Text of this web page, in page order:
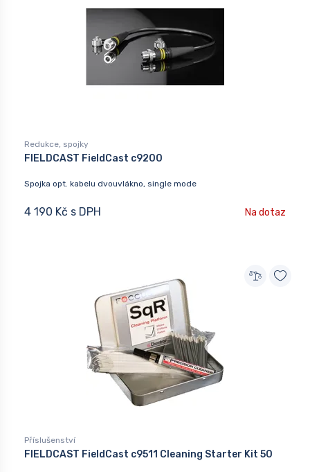
Redukce, spojky
FIELDCAST FieldCast c9200
Spojka opt. kabelu dvouvlákno, single mode
4 190 Kč s DPH Na dotaz
Příslušenství
FIELDCAST FieldCast c9511 Cleaning Starter Kit 50